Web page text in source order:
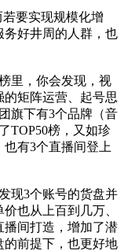
要实现规模化增
务好井周的人群，也
里，你会发现，视
矩阵运营、起号思
旗下有3个品牌（音
TOP50榜，又如珍
有3个直播间登上
现3个账号的货盘并
也从上百到几万、
播间打造，增加了潜
的前提下，也更好地